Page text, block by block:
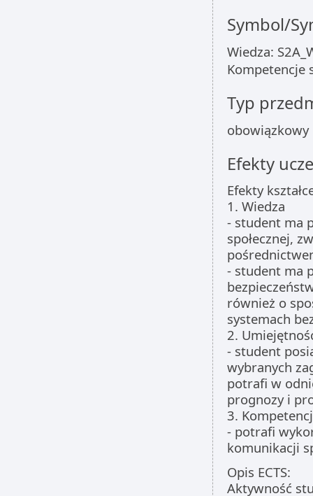
Symbol/
Wiedza:
Kompetencje
Typ
obowiązkowy
Efekty
Efekty
1. Wiedza
- student ma
społecznej,
- student ma
również o
systemach
2.
- student
wybranych
potrafi w
prognozy i
3.
- potrafi
komunikacji
Opis ECTS:
Aktywność